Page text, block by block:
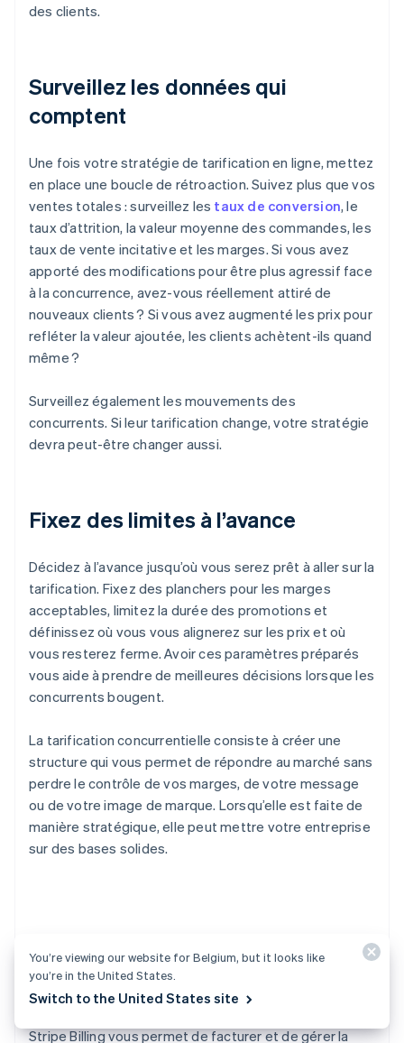
des clients.
Surveillez les données qui
comptent
Une fois votre stratégie de tarification en ligne, mettez
en place une boucle de rétroaction. Suivez plus que vos
ventes totales : surveillez les taux de conversion, le
taux d’attrition, la valeur moyenne des commandes, les
taux de vente incitative et les marges. Si vous avez
apporté des modifications pour être plus agressif face
à la concurrence, avez-vous réellement attiré de
nouveaux clients ? Si vous avez augmenté les prix pour
refléter la valeur ajoutée, les clients achètent-ils quand
même ?
Surveillez également les mouvements des
concurrents. Si leur tarification change, votre stratégie
devra peut-être changer aussi.
Fixez des limites à l’avance
Décidez à l’avance jusqu’où vous serez prêt à aller sur la
tarification. Fixez des planchers pour les marges
acceptables, limitez la durée des promotions et
définissez où vous vous alignerez sur les prix et où
vous resterez ferme. Avoir ces paramètres préparés
vous aide à prendre de meilleures décisions lorsque les
concurrents bougent.
La tarification concurrentielle consiste à créer une
structure qui vous permet de répondre au marché sans
perdre le contrôle de vos marges, de votre message
ou de votre image de marque. Lorsqu’elle est faite de
manière stratégique, elle peut mettre votre entreprise
sur des bases solides.
L’aide apportée par
Stripe Billing
Stripe Billing vous permet de facturer et de gérer la
You’re viewing our website for Belgium, but it looks like
you’re in the United States.
Switch to the United States site